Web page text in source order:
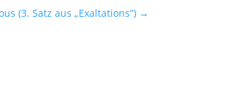
(3. Satz aus „Exaltations“)→